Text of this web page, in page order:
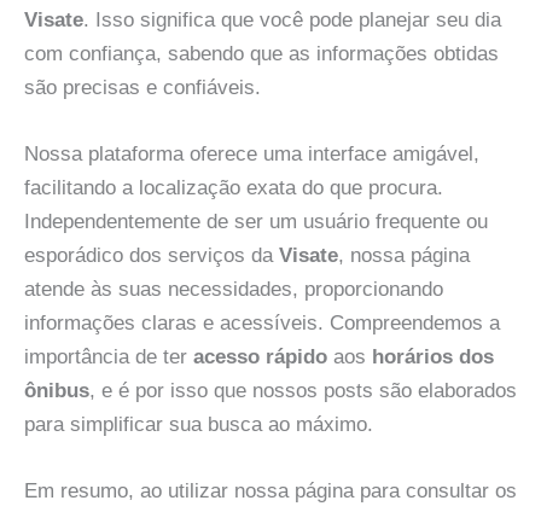
Visate. Isso significa que você pode planejar seu dia
com confiança, sabendo que as informações obtidas
são precisas e confiáveis.
Nossa plataforma oferece uma interface amigável,
facilitando a localização exata do que procura.
Independentemente de ser um usuário frequente ou
esporádico dos serviços da Visate, nossa página
atende às suas necessidades, proporcionando
informações claras e acessíveis. Compreendemos a
importância de ter acesso rápido aos horários dos
ônibus, e é por isso que nossos posts são elaborados
para simplificar sua busca ao máximo.
Em resumo, ao utilizar nossa página para consultar os